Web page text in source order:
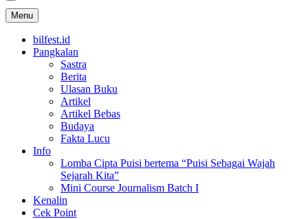
Temenan BIL Fest
Menu
bilfest.id
Pangkalan
Sastra
Berita
Ulasan Buku
Artikel
Artikel Bebas
Budaya
Fakta Lucu
Info
Lomba Cipta Puisi bertema “Puisi Sebagai Wajah
Sejarah Kita”
Mini Course Journalism Batch I
Kenalin
Cek Point